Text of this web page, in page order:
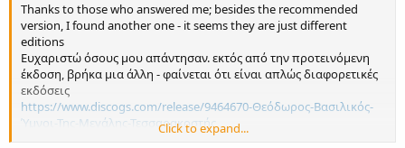
Thanks to those who answered me; besides the recommended
version, I found another one - it seems they are just different
editions
Ευχαριστώ όσους μου απάντησαν. εκτός από την προτεινόμενη
έκδοση, βρήκα μια άλλη - φαίνεται ότι είναι απλώς διαφορετικές
εκδόσεις
https://www.discogs.com/release/9464670-Θεόδωρος-Βασιλικός-
Ύμνοι-Της-Μεγάλης-Τεσσαρακοστής
Click to expand...